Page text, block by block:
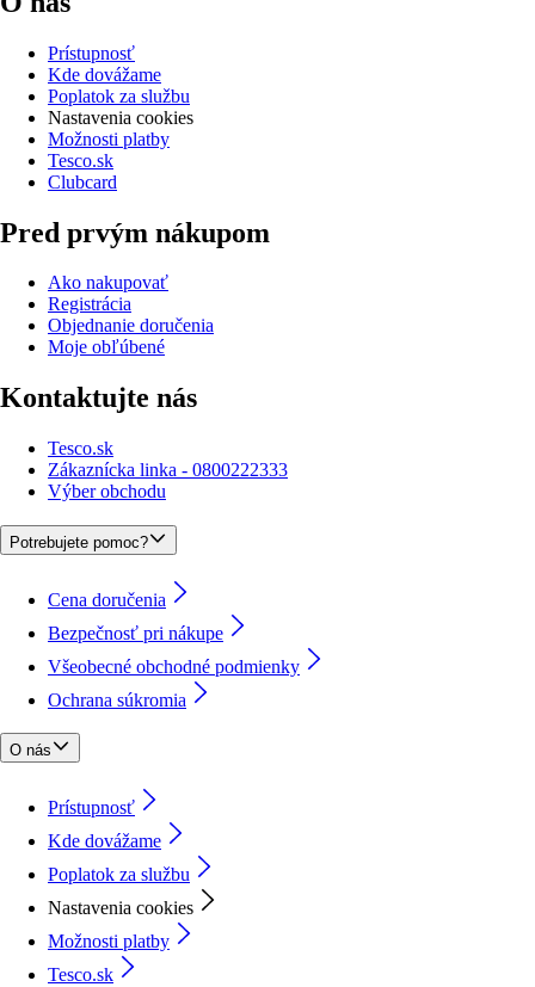
Prístupnosť
Kde dovážame
Poplatok za službu
Nastavenia cookies
Možnosti platby
Tesco.sk
Clubcard
Pred prvým nákupom
Ako nakupovať
Registrácia
Objednanie doručenia
Moje obľúbené
Kontaktujte nás
Tesco.sk
Zákaznícka linka - 0800222333
Výber obchodu
Potrebujete pomoc?
Cena doručenia
Bezpečnosť pri nákupe
Všeobecné obchodné podmienky
Ochrana súkromia
O nás
Prístupnosť
Kde dovážame
Poplatok za službu
Nastavenia cookies
Možnosti platby
Tesco.sk